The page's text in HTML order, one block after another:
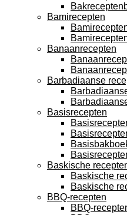
Bamirecepten
Bamirecepten
Bamirecepten
Banaanrecepten
Barbadiaanse
Basisrecepten
Baskische
Baskische
Baskische
BBQ-recepten
BBQ-recepten